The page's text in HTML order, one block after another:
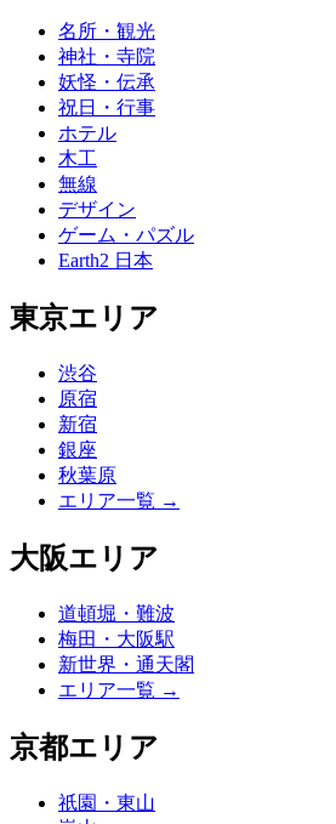
名所・観光
神社・寺院
妖怪・伝承
祝日・行事
ホテル
木工
無線
デザイン
ゲーム・パズル
Earth2 日本
東京エリア
渋谷
原宿
新宿
銀座
秋葉原
エリア一覧 →
大阪エリア
道頓堀・難波
梅田・大阪駅
新世界・通天閣
エリア一覧 →
京都エリア
祇園・東山